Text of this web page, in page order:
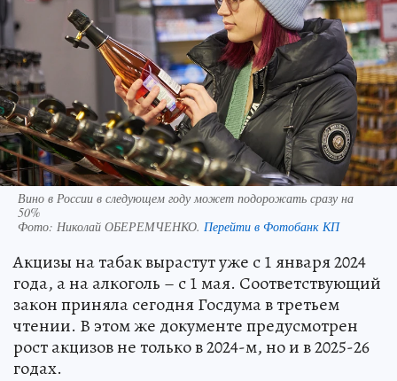
Вино в России в следующем году может подорожать сразу на
50%
Фото: Николай ОБЕРЕМЧЕНКО. Перейти в Фотобанк КП
Акцизы на табак вырастут уже с 1 января 2024
года, а на алкоголь – с 1 мая. Соответствующий
закон приняла сегодня Госдума в третьем
чтении. В этом же документе предусмотрен
рост акцизов не только в 2024-м, но и в 2025-26
годах.